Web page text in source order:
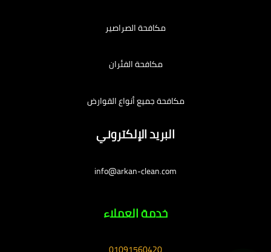
مكافحة الصراصير
مكافحة الفئران
مكافحة جميع أنواع القوارض
البريد الإلكتروني
info@arkan-clean.com
خدمة العملاء